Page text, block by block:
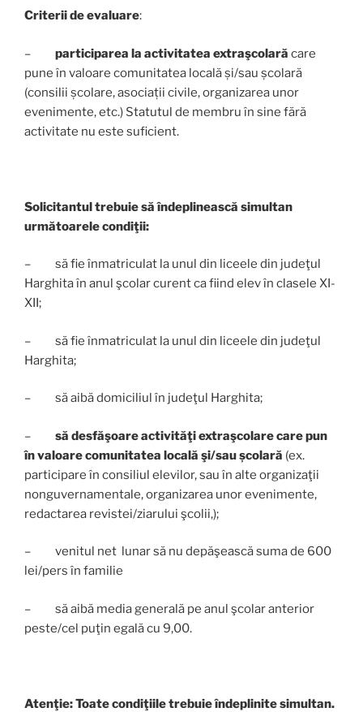
Criterii de evaluare:
– participarea la activitatea extraşcolară care
pune în valoare comunitatea locală și/sau școlară
(consilii școlare, asociații civile, organizarea unor
evenimente, etc.) Statutul de membru în sine fără
activitate nu este suficient.
Solicitantul trebuie să îndeplinească simultan
următoarele condiţii:
– să fie înmatriculat la unul din liceele din judeţul
Harghita în anul şcolar curent ca fiind elev în clasele XI-
XII;
– să fie înmatriculat la unul din liceele din judeţul
Harghita;
– să aibă domiciliul în judeţul Harghita;
– să desfăşoare activităţi extraşcolare care pun
în valoare comunitatea locală şi/sau școlară (ex.
participare în consiliul elevilor, sau în alte organizaţii
nonguvernamentale, organizarea unor evenimente,
redactarea revistei/ziarului şcolii,);
– venitul net lunar să nu depăşească suma de 600
lei/pers în familie
– să aibă media generală pe anul şcolar anterior
peste/cel puţin egală cu 9,00.
Atenţie: Toate condiţiile trebuie îndeplinite simultan.